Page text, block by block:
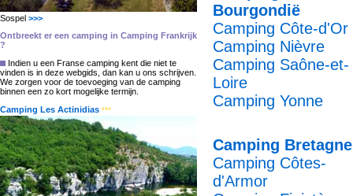
Sospel >>>
Ontbreekt er een camping in Camping Frankrijk
?
Indien u een Franse camping kent die niet te
vinden is in deze webgids, dan kan u ons schrijven.
We zorgen voor de toevoeging van de camping
binnen een zo kort mogelijke termijn.
Camping Les Actinidias ***
Bourgondië
Camping Côte-d'Or
Camping Nièvre
Camping Saône-et-
Loire
Camping Yonne
Camping Bretagne
Camping Côtes-
d'Armor